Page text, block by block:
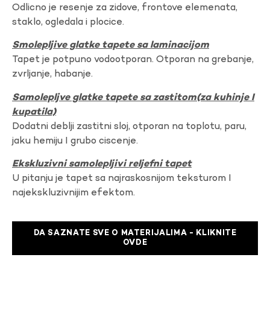
Odlicno je resenje za zidove, frontove elemenata,
staklo, ogledala i plocice.
Smolepljive glatke tapete sa laminacijom
Tapet je potpuno vodootporan. Otporan na grebanje,
zvrljanje, habanje.
Samolepljve glatke tapete sa zastitom(za kuhinje I
kupatila)
Dodatni deblji zastitni sloj, otporan na toplotu, paru,
jaku hemiju I grubo ciscenje.
Ekskluzivni samolepljivi reljefni tapet
U pitanju je tapet sa najraskosnijom teksturom I
najekskluzivnijim efektom.
DA SAZNATE SVE O MATERIJALIMA - KLIKNITE
OVDE